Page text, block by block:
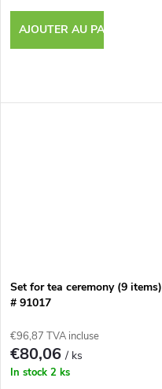
AJOUTER AU PANIER
Set for tea ceremony (9 items)
# 91017
€96,87 TVA incluse
€80,06/ ks
In stock 2 ks